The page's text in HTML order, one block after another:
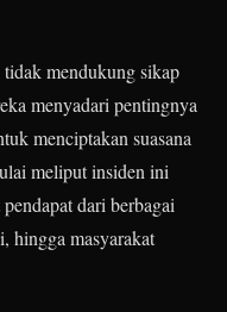
mendukung sikap
menyadari pentingnya
menciptakan suasana
meliput insiden ini
dari berbagai
hingga masyarakat